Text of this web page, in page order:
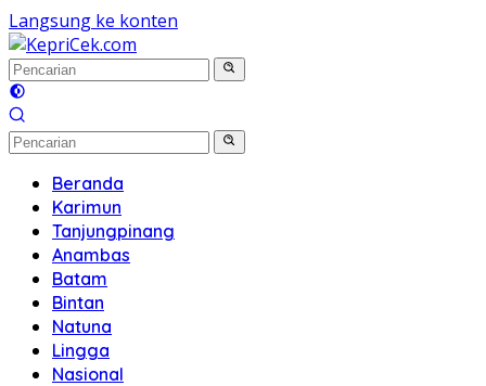
Langsung ke konten
Beranda
Karimun
Tanjungpinang
Anambas
Batam
Bintan
Natuna
Lingga
Nasional